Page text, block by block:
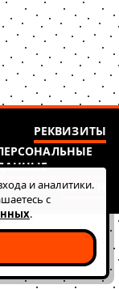
РЕКВИЗИТЫ
HEALTH
и аналитики.
с
.